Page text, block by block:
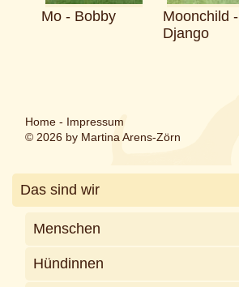
Mo - Bobby
Moonchild -
Django
Home- Impressum
© 2026 by Martina Arens-Zörn
Das sind wir
Menschen
Hündinnen